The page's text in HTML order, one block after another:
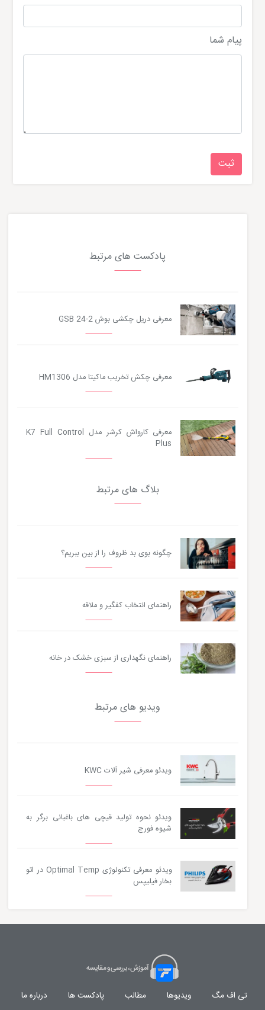
پیام شما
پادکست های مرتبط
معرفی دریل چکشی بوش GSB 24-2
معرفی چکش تخریب ماکیتا مدل HM1306
معرفی کارواش کرشر مدل K7 Full Control
Plus
بلاگ های مرتبط
چگونه بوی بد ظروف را از بین ببریم؟
راهنمای انتخاب کفگیر و ملاقه
راهنمای نگهداری از سبزی خشک در خانه
ویدیو های مرتبط
ویدئو معرفی شیر آلات KWC
ویدئو نحوه تولید قیچی های باغبانی برگر به
شیوه فورج
ویدئو معرفی تکنولوژی Optimal Temp در اتو
بخار فیلیپس
تی اف مگ ویدیوها مطالب پادکست ها درباره ما